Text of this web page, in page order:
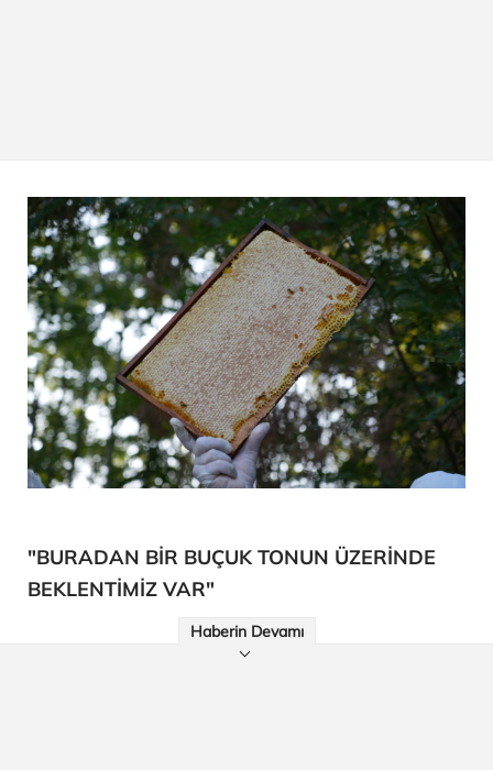
"BURADAN BİR BUÇUK TONUN ÜZERİNDE
BEKLENTİMİZ VAR"
Haberin Devamı